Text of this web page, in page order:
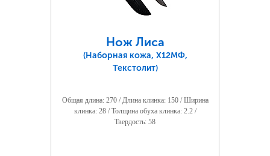
Нож Лиса
(Наборная кожа, Х12МФ,
Текстолит)
Общая длина: 270 / Длина клинка: 150 / Ширина
клинка: 28 / Толщина обуха клинка: 2.2 /
Твердость: 58